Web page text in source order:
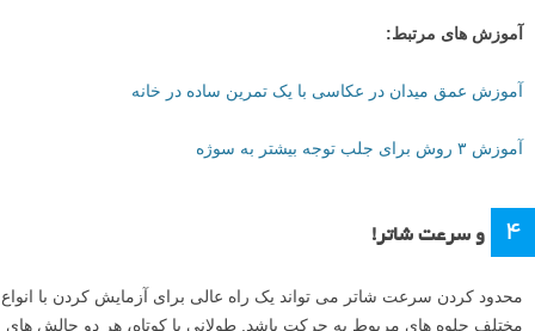
مورد این که چطور می توانید از ویژگی هایی مانند
خود بهترین استفاده را بکنید، فکر کنید. باید به دنبال سوژه های جالبی بگردید
که در صورت جدا شدن از پس زمینه خود خوب به نظر برسند.
لنزک:
مات یا تار شدن پس زمینه در نتیجه عمق میدان کمی است که دیافراگم باز
عمق میدان
میدان و عامل های تاثیر گذار بر آن بیشتر آشنا می کند. با مات شدن پس
شوند و توجه بیننده بیشتر به سوژه جلب می شود.